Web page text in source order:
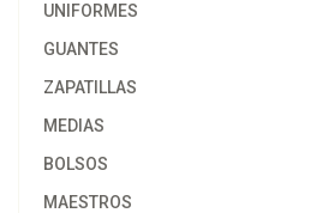
UNIFORMES
GUANTES
ZAPATILLAS
MEDIAS
BOLSOS
MAESTROS